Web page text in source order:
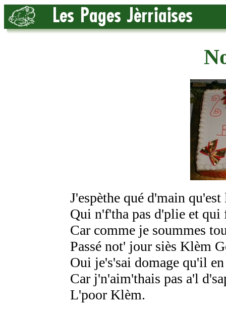
J'espèthe qué d'main
Qui n'f'tha pas d'plie et qui
Car comme je soummes
Passé not' jour siès Klèm
Oui je's'sai domage qu'il
Car j'n'aim'thais pas a'l
L'poor Klèm.